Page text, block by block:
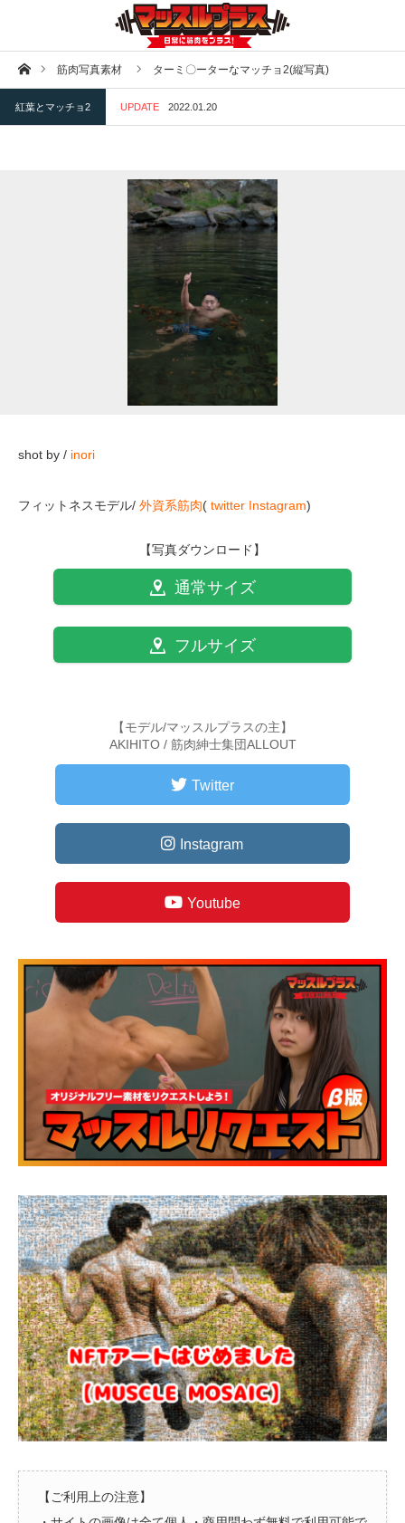
ホーム筋肉写真素材 ターミ〇ーターなマッチョ2(縦写真)
紅葉とマッチョ2 UPDATE 2022.01.20
shot by / inori
フィットネスモデル/ 外資系筋肉( twitter Instagram)
【写真ダウンロード】
通常サイズ
フルサイズ
【モデル/マッスルプラスの主】
AKIHITO / 筋肉紳士集団ALLOUT
Twitter
Instagram
Youtube
【ご利用上の注意】